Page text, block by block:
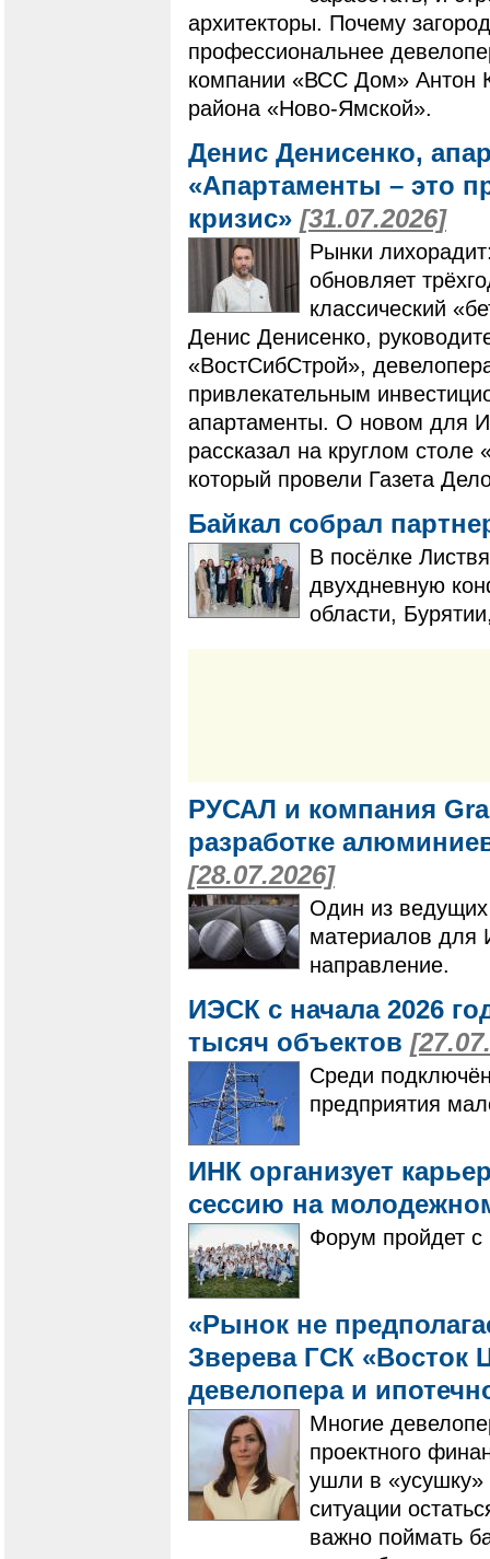
архитекторы. Почему
профессиональнее
компании «ВСС Дом» Антон
района «Ново-Ямской».
Денис Денисенко,
«Апартаменты – это
кризис» [31.07.2026]
Рынки
обновляет
классический
Денис Денисенко,
«ВостСибСтрой»,
привлекательным
апартаменты. О новом для
рассказал на круглом столе
который провели Газета
Байкал собрал
В посёлке
двухдневную
области,
РУСАЛ и компания
разработке
[28.07.2026]
Один из ведущих
материалов для
направление.
ИЭСК с начала 2026
тысяч объектов
Среди
предприятия
ИНК организует
сессию на
Форум пройдет с
«Рынок не
Зверева ГСК «Восток
девелопера и
Многие
проектного
ушли в «усушку»
ситуации
важно поймать